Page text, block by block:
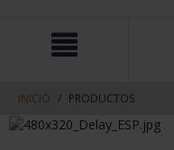
contenido
navegacin
INICIO PRODUCTOS